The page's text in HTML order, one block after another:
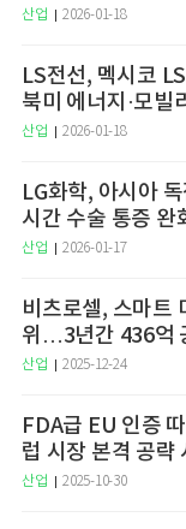
산업 2026-01-18
LS전선, 멕시코
북미 에너지·모빌
산업 2026-01-18
LG화학, 아시아
시간 수술 통증 완
산업 2026-01-17
비츠로셀, 스마트
위…3년간 436억
산업 2025-12-24
FDA급 EU 인증
럽 시장 본격 공략
산업 2025-10-30